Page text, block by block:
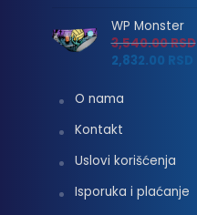
WP Monster
3,540.00RSD
2,832.00 RSD
O nama
Kontakt
Uslovi korišćenja
Isporuka i plaćanje